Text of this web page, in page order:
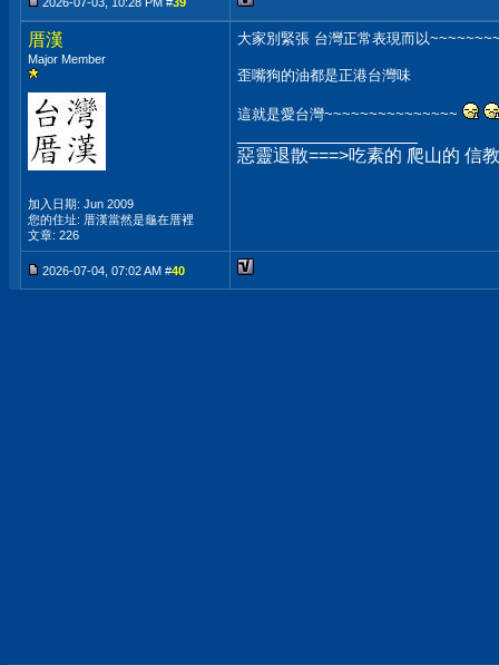
厝漢
Major Member
加入日期: Jun 2009
您的住址: 厝漢當然是龜在厝裡
文章: 226
大家別緊張 台灣正常表現而以
歪嘴狗的油都是正港台灣味
這就是愛台灣~~~~~~~~~~~~~~~
惡靈退散===>吃素的 爬山的 信
2026-07-04, 07:02 AM #40